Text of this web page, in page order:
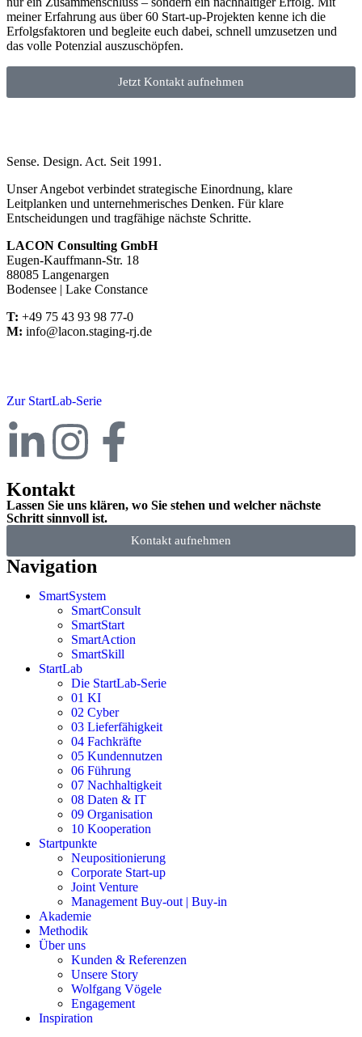
meiner Erfahrung aus über 60 Start-up-Projekten kenne ich die
Erfolgsfaktoren und begleite euch dabei, schnell umzusetzen und
das volle Potenzial auszuschöpfen.
Jetzt Kontakt aufnehmen
Sense. Design. Act. Seit 1991.
Unser Angebot verbindet strategische Einordnung, klare
Leitplanken und unternehmerisches Denken. Für klare
Entscheidungen und tragfähige nächste Schritte.
LACON Consulting GmbH
Eugen-Kauffmann-Str. 18
88085 Langenargen
Bodensee | Lake Constance
T: +49 75 43 93 98 77-0
M: info@lacon.staging-rj.de
Zur StartLab-Serie
Kontakt
Lassen Sie uns klären, wo Sie stehen und welcher nächste
Schritt sinnvoll ist.
Kontakt aufnehmen
Navigation
SmartSystem
SmartConsult
SmartStart
SmartAction
SmartSkill
StartLab
Die StartLab-Serie
01 KI
02 Cyber
03 Lieferfähigkeit
04 Fachkräfte
05 Kundennutzen
06 Führung
07 Nachhaltigkeit
08 Daten & IT
09 Organisation
10 Kooperation
Startpunkte
Neupositionierung
Corporate Start-up
Joint Venture
Management Buy-out | Buy-in
Akademie
Methodik
Über uns
Kunden & Referenzen
Unsere Story
Wolfgang Vögele
Engagement
Inspiration